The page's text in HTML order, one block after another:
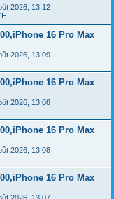
2026, 13:12
16 Pro Max
2026, 13:09
16 Pro Max
2026, 13:08
16 Pro Max
2026, 13:08
16 Pro Max
2026, 13:07